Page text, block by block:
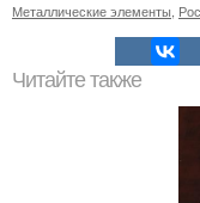
Металлические элементы,
Читайте также